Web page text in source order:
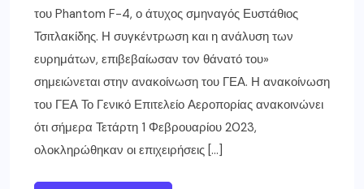
του Phantom F-4, ο άτυχος σμηναγός Ευστάθιος
Τσιτλακίδης. Η συγκέντρωση και η ανάλυση των
ευρημάτων, επιβεβαίωσαν τον θάνατό του»
σημειώνεται στην ανακοίνωση του ΓΕΑ. Η ανακοίνωση
του ΓΕΑ Το Γενικό Επιτελείο Αεροπορίας ανακοινώνει
ότι σήμερα Τετάρτη 1 Φεβρουαρίου 2023,
ολοκληρώθηκαν οι επιχειρήσεις […]